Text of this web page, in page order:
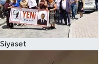
Siyaset